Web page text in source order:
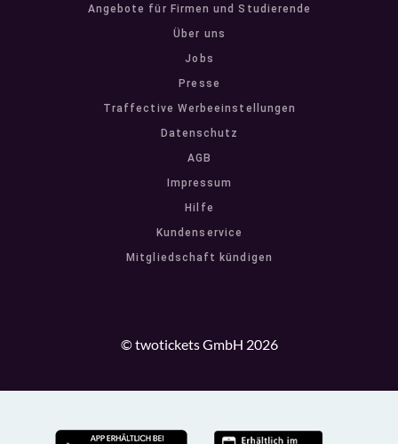
Angebote für Firmen und Studierende
Über uns
Jobs
Presse
Traffective Werbeeinstellungen
Datenschutz
AGB
Impressum
Hilfe
Kundenservice
Mitgliedschaft kündigen
© twotickets GmbH 2026